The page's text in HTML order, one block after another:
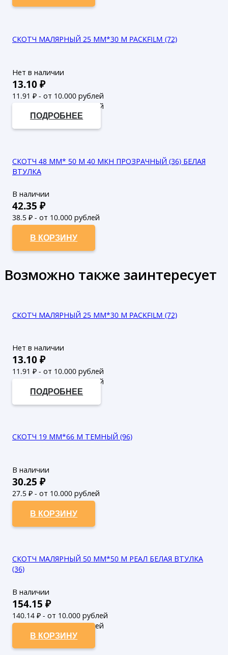
СКОТЧ МАЛЯРНЫЙ 25 ММ*30 М PACKFILM (72)
Нет в наличии
13.10₽
11.91 ₽ - от 10.000 рублей
₽ - от 50.000 рублей
ПОДРОБНЕЕ
СКОТЧ 48 ММ* 50 М 40 МКН ПРОЗРАЧНЫЙ (36) БЕЛАЯ
ВТУЛКА
В наличии
42.35 ₽
38.5 ₽ - от 10.000 рублей
35₽ - от 50.000 рублей
В КОРЗИНУ
Возможно также заинтересует
СКОТЧ МАЛЯРНЫЙ 25 ММ*30 М PACKFILM (72)
Нет в наличии
13.10₽
11.91 ₽ - от 10.000 рублей
₽ - от 50.000 рублей
ПОДРОБНЕЕ
СКОТЧ 19 ММ*66 М ТЕМНЫЙ (96)
В наличии
30.25 ₽
27.5 ₽ - от 10.000 рублей
25₽ - от 50.000 рублей
В КОРЗИНУ
СКОТЧ МАЛЯРНЫЙ 50 ММ*50 М РЕАЛ БЕЛАЯ ВТУЛКА
(36)
В наличии
154.15 ₽
140.14 ₽ - от 10.000 рублей
127.4₽ - от 50.000 рублей
В КОРЗИНУ